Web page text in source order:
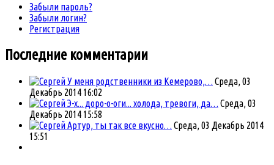
Забыли пароль?
Забыли логин?
Регистрация
Последние комментарии
У меня родственники из Кемерово,… Среда, 03
Декабрь 2014 16:02
Э-х... доро-о-оги... холода, тревоги, да… Среда, 03
Декабрь 2014 15:58
Артур, ты так все вкусно… Среда, 03 Декабрь 2014
15:51